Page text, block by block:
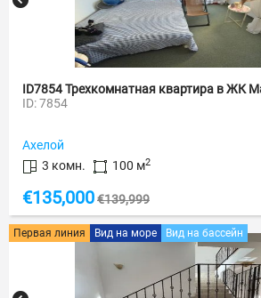
ID7854 Трехкомнатная квартира в ЖК
ID: 7854
Ахелой
3 комн.
100 м2
€135,000€139,999
Первая линия Вид на море Вид на бассейн